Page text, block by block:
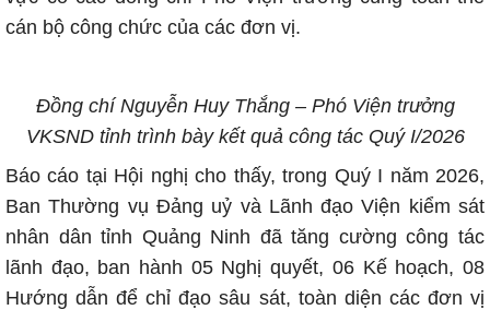
cán bộ công chức của các đơn vị.
Đồng chí Nguyễn Huy Thắng – Phó Viện trưởng
VKSND tỉnh trình bày kết quả công tác Quý I/2026
Báo cáo tại Hội nghị cho thấy, trong Quý I năm 2026,
Ban Thường vụ Đảng uỷ và Lãnh đạo Viện kiểm sát
nhân dân tỉnh Quảng Ninh đã tăng cường công tác
lãnh đạo, ban hành 05 Nghị quyết, 06 Kế hoạch, 08
Hướng dẫn để chỉ đạo sâu sát, toàn diện các đơn vị